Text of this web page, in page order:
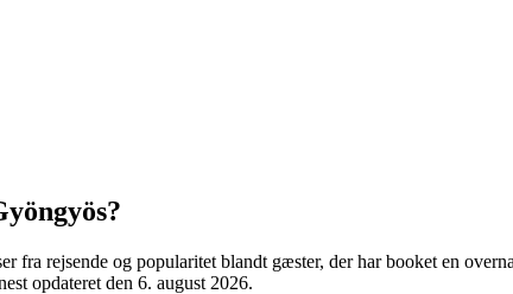
fra rejsende og popularitet blandt gæster, der har booket en
opdateret den 6. august 2026.